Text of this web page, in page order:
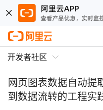
开发者社区
网页图表数据自动提
到数据流转的工程实